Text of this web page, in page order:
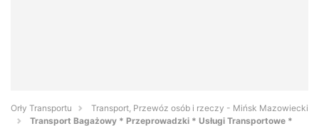
Orły Transportu
Transport, Przewóz osób i rzeczy - Mińsk Mazowiecki
Transport Bagażowy * Przeprowadzki * Usługi Transportowe *